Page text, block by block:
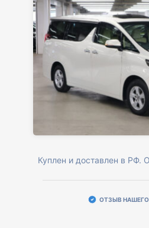
Куплен и доставлен в РФ.
ОТЗЫВ НАШЕГО